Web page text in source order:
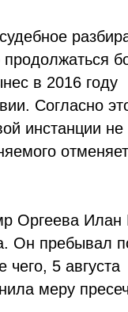
в 2016 году
Согласно
инстанции
Оргеева
Он пребывал
5 августа
меру